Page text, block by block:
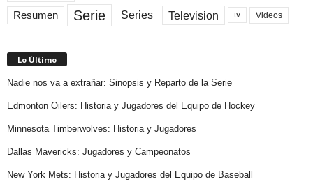
Resumen Serie Series Television tv Videos
Lo Último
Nadie nos va a extrañar: Sinopsis y Reparto de la Serie
Edmonton Oilers: Historia y Jugadores del Equipo de Hockey
Minnesota Timberwolves: Historia y Jugadores
Dallas Mavericks: Jugadores y Campeonatos
New York Mets: Historia y Jugadores del Equipo de Baseball